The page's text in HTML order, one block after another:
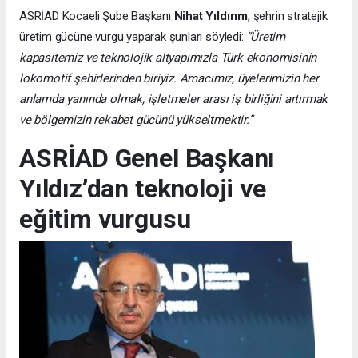
ASRİAD Kocaeli Şube Başkanı Nihat Yıldırım, şehrin stratejik
üretim gücüne vurgu yaparak şunları söyledi: “Üretim
kapasitemiz ve teknolojik altyapımızla Türk ekonomisinin
lokomotif şehirlerinden biriyiz. Amacımız, üyelerimizin her
anlamda yanında olmak, işletmeler arası iş birliğini artırmak
ve bölgemizin rekabet gücünü yükseltmektir.”
ASRİAD Genel Başkanı
Yıldız’dan teknoloji ve
eğitim vurgusu